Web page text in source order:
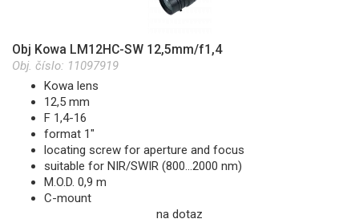
Obj Kowa LM12HC-SW 12,5mm/f1,4
Obj. číslo: 11097919
Kowa lens
12,5 mm
F 1,4-16
format 1"
locating screw for aperture and focus
suitable for NIR/SWIR (800...2000 nm)
M.O.D. 0,9 m
C-mount
na dotaz